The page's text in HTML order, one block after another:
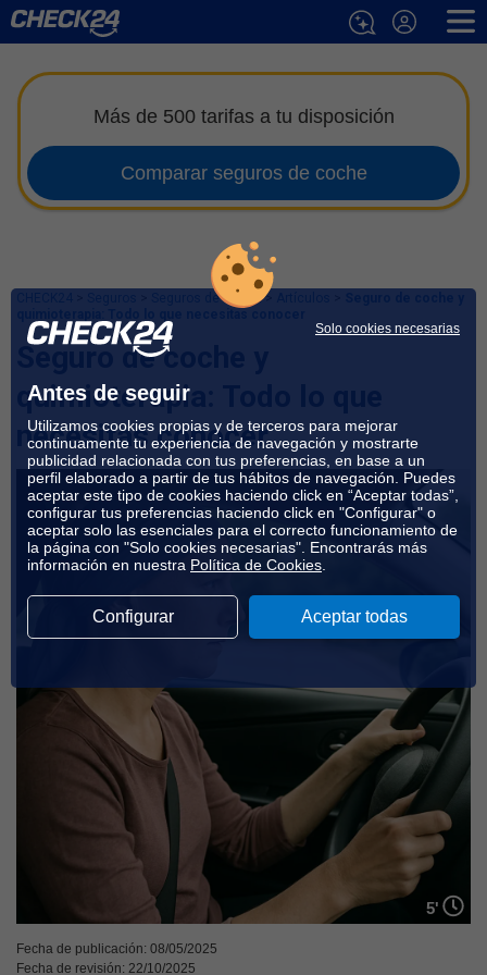
Más de 500 tarifas a tu disposición
Comparar seguros de coche
Seguros de Coche >
Seguro de coche y
quimioterapia: Todo lo que
necesitas conocer
5'
Fecha de publicación: 08/05/2025
Fecha de revisión: 22/10/2025
Solo cookies necesarias
Antes de seguir
Utilizamos cookies propias y de terceros para mejorar
continuamente tu experiencia de navegación y mostrarte
publicidad relacionada con tus preferencias, en base a un
perfil elaborado a partir de tus hábitos de navegación. Puedes
aceptar este tipo de cookies haciendo click en “Aceptar todas”,
configurar tus preferencias haciendo click en "Configurar" o
aceptar solo las esenciales para el correcto funcionamiento de
la página con "Solo cookies necesarias". Encontrarás más
información en nuestra Política de Cookies
Configurar Aceptar todas